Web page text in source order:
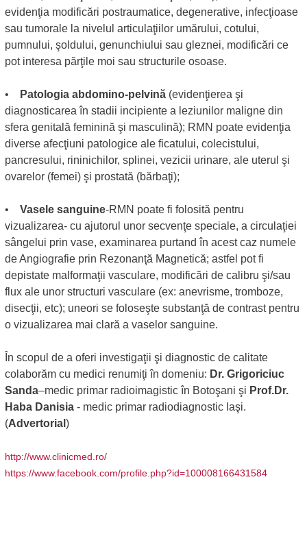
evidenţia modificări postraumatice, degenerative, infecţioase
sau tumorale la nivelul articulaţiilor umărului, cotului,
pumnului, şoldului, genunchiului sau gleznei, modificări ce
pot interesa părţile moi sau structurile osoase.
• Patologia abdomino-pelvină (evidenţierea şi
diagnosticarea în stadii incipiente a leziunilor maligne din
sfera genitală feminină şi masculină); RMN poate evidenţia
diverse afecţiuni patologice ale ficatului, colecistului,
pancresului, rininichilor, splinei, vezicii urinare, ale uterul şi
ovarelor (femei) şi prostată (bărbaţi);
• Vasele sanguine-RMN poate fi folosită pentru
vizualizarea- cu ajutorul unor secvenţe speciale, a circulaţiei
sângelui prin vase, examinarea purtand în acest caz numele
de Angiografie prin Rezonanţă Magnetică; astfel pot fi
depistate malformaţii vasculare, modificări de calibru şi/sau
flux ale unor structuri vasculare (ex: anevrisme, tromboze,
disecţii, etc); uneori se foloseşte substanţă de contrast pentru
o vizualizarea mai clară a vaselor sanguine.
În scopul de a oferi investigaţii şi diagnostic de calitate
colaborăm cu medici renumiţi în domeniu: Dr. Grigoriciuc
Sanda–medic primar radioimagistic în Botoşani şi Prof.Dr.
Haba Danisia- medic primar radiodiagnostic Iaşi.
(Advertorial )
http://www.clinicmed.ro/
https://www.facebook.com/profile.php?id=100008166431584